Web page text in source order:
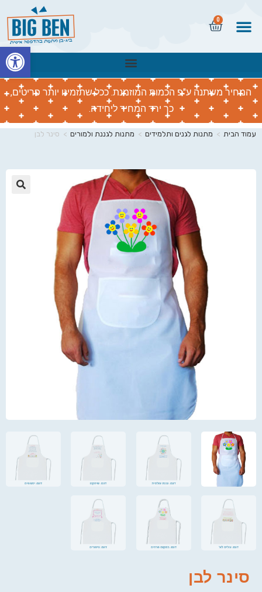
0
המחיר משתנה ע"פ הכמות המוזמנת. ככל שתזמינו יותר פריטים,
כך ירד המחיר ליחידה.
עמוד הבית > מתנות לגנים ותלמידים > מתנות לגננת ולמורים > סינר לבן
סינר לבן